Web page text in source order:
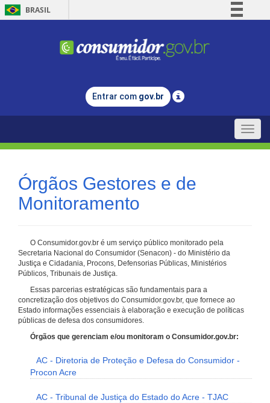
BRASIL
Comunica BR
Legislação
Entrar com gov.br
Toggle
Órgãos Gestores e de
Monitoramento
O Consumidor.gov.br é um serviço público monitorado pela
Secretaria Nacional do Consumidor (Senacon) - do Ministério da
Justiça e Cidadania, Procons, Defensorias Públicas, Ministérios
Públicos, Tribunais de Justiça.
Essas parcerias estratégicas são fundamentais para a
concretização dos objetivos do Consumidor.gov.br, que fornece ao
Estado informações essenciais à elaboração e execução de políticas
públicas de defesa dos consumidores.
Órgãos que gerenciam e/ou monitoram o Consumidor.gov.br:
AC - Diretoria de Proteção e Defesa do Consumidor -
Procon Acre
AC - Tribunal de Justiça do Estado do Acre - TJAC